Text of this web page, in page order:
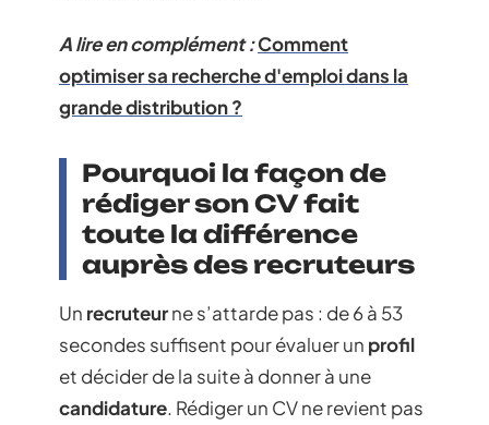
A lire en complément :Comment
optimiser sa recherche d'emploi dans la
grande distribution ?
Pourquoi la façon de
rédiger son CV fait
toute la différence
auprès des recruteurs
Un recruteurne s’attarde pas : de 6 à 53
secondes suffisent pour évaluer un profil
et décider de la suite à donner à une
candidature. Rédiger un CV ne revient pas